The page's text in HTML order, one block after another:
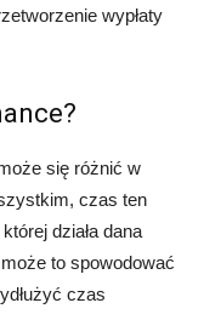
wypłaty
się różnić w
czas ten
działa dana
to spowodować
czas